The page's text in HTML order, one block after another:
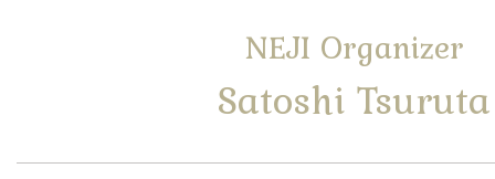
NEJI Organizer
Satoshi Tsuruta